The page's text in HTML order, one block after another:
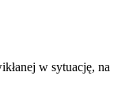
w sytuację, na